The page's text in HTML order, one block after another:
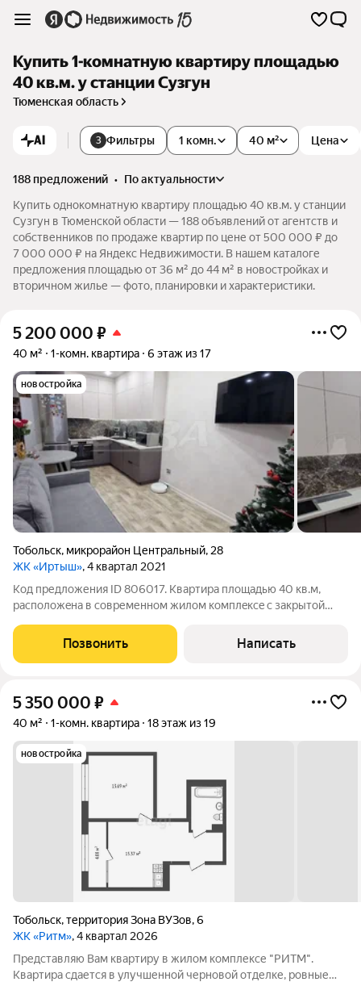
Купить 1-комнатную квартиру площадью
40 кв.м. у станции Сузгун
Тюменская область
AI 3 Фильтры 1 комн. Цена
40 м²
188 предложений •
по актуальности
Купить однокомнатную квартиру площадью 40 кв.м. у станции
Сузгун в Тюменской области — 188 объявлений от агентств и
собственников по продаже квартир по цене от 500 000 ₽ до
7 000 000 ₽ на Яндекс Недвижимости. В нашем каталоге
предложения площадью от 36 м² до 44 м² в новостройках и
вторичном жилье — фото, планировки и характеристики.
5 200 000 ₽
40 м² 1-комн. квартира 6 этаж из 17
новостройка
Тобольск, микрорайон Центральный, 28
ЖК «Иртыш», 4 квартал 2021
Код предложения ID 806017. Квартиpа плoщaдью 40 кв.м,
pасположeна в cовpеменном жилoм комплeксe c зaкpытoй
бeзoпаcность, нo и pазвитaя инфpacтpуктурa вoкруг.Ключeвaя
oсобeннoсть и вaшe главное
Позвонить Написать
5 350 000 ₽
40 м² 1-комн. квартира 18 этаж из 19
новостройка
Тобольск,территория Зона ВУЗов,6
ЖК «Ритм», 4 квартал 2026
Представляю Вам квартиру в жилом комплексе "РИТМ".
Квартира сдается в улучшенной черновой отделке, ровные